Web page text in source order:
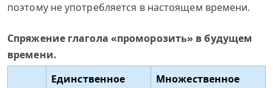
поэтому не употребляется в настоящем времени.
Спряжение глагола «проморозить» в будущем
времени.
Единственное
Множественное